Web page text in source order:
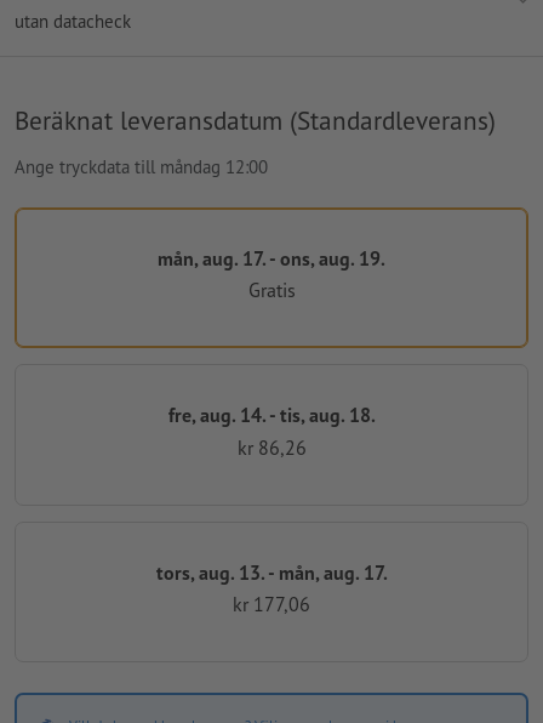
utan datacheck
Beräknat leveransdatum (Standardleverans)
Ange tryckdata till måndag 12:00
mån, aug. 17. - ons, aug. 19.
Gratis
fre, aug. 14. - tis, aug. 18.
kr 86,26
tors, aug. 13. - mån, aug. 17.
kr 177,06